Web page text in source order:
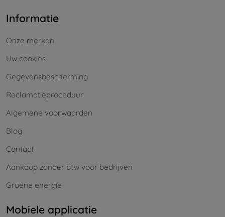
Informatie
Onze merken
Uw cookies
Gegevensbescherming
Reclamatieproceduur
Algemene voorwaarden
Blog
Contact
Aankoop zonder btw voor bedrijven
Groene energie
Mobiele applicatie